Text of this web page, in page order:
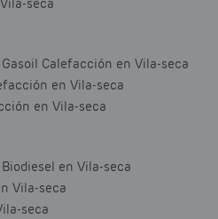
seca
Calefacción en Vila-seca
en Vila-seca
en Vila-seca
en Vila-seca
Vila-seca
seca